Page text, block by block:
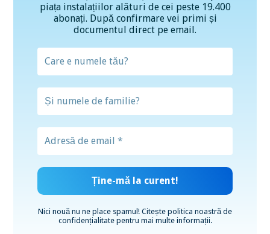
piața instalațiilor alături de cei peste 19.400
abonați. După confirmare vei primi și
documentul direct pe email.
Nici nouă nu ne place spamul! Citește politica noastră de
confidențialitatepentru mai multe informații.